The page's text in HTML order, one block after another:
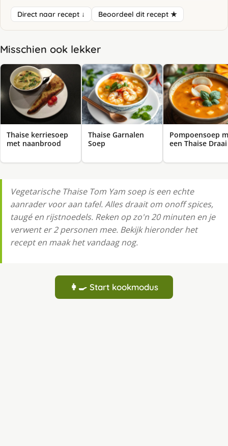
Direct naar recept ↓ Beoordeel dit recept ★
Misschien ook lekker
Thaise kerriesoep
met naanbrood
Thaise Garnalen
Soep
Pompoensoep
een Thaise Draai
Vegetarische Thaise Tom Yam soep is een echte
aanrader voor aan tafel. Alles draait om onoff spices,
taugé en rijstnoedels. Reken op zo'n 20 minuten en je
verwent er 2 personen mee. Bekijk hieronder het
recept en maak het vandaag nog.
👩‍🍳 Start kookmodus